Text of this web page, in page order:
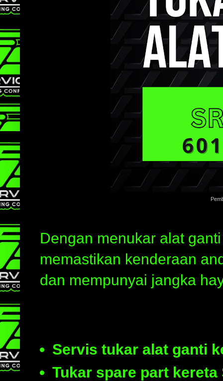
Dengan menukar alat
memastikan kenderaan
dan mempunyai jangka
Servis tukar alat ganti
Tukar spare part kereta